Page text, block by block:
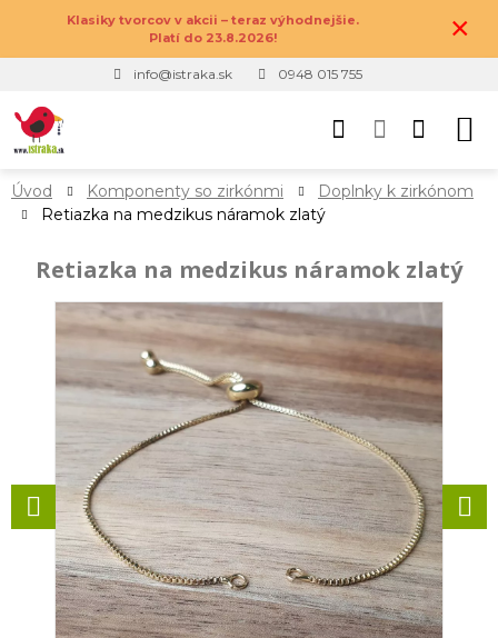
Klasiky tvorcov v akcii – teraz výhodnejšie.
Platí do 23.8.2026!
×
info@istraka.sk 0948 015 755
Úvod Komponenty so zirkónmi
Doplnky k zirkónom
Retiazka na medzikus náramok zlatý
Retiazka na medzikus náramok zlatý